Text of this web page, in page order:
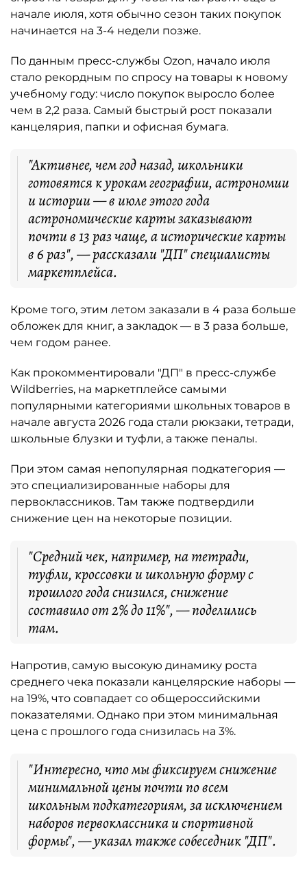
начале июля, хотя обычно сезон таких покупок
начинается на 3-4 недели позже.
По данным пресс-службы Ozon, начало июля
стало рекордным по спросу на товары к новому
учебному году: число покупок выросло более
чем в 2,2 раза. Самый быстрый рост показали
канцелярия, папки и офисная бумага.
"Активнее, чем год назад, школьники
готовятся к урокам географии, астрономии
и истории — в июле этого года
астрономические карты заказывают
почти в 13 раз чаще, а исторические карты
в 6 раз", — рассказали "ДП" специалисты
маркетплейса.
Кроме того, этим летом заказали в 4 раза больше
обложек для книг, а закладок — в 3 раза больше,
чем годом ранее.
Как прокомментировали "ДП" в пресс-службе
Wildberries, на маркетплейсе самыми
популярными категориями школьных товаров в
начале августа 2026 года стали рюкзаки, тетради,
школьные блузки и туфли, а также пеналы.
При этом самая непопулярная подкатегория —
это специализированные наборы для
первоклассников. Там также подтвердили
снижение цен на некоторые позиции.
"Средний чек, например, на тетради,
туфли, кроссовки и школьную форму с
прошлого года снизился, снижение
составило от 2% до 11%", — поделились
там.
Напротив, самую высокую динамику роста
среднего чека показали канцелярские наборы —
на 19%, что совпадает со общероссийскими
показателями. Однако при этом минимальная
цена с прошлого года снизилась на 3%.
"Интересно, что мы фиксируем снижение
минимальной цены почти по всем
школьным подкатегориям, за исключением
наборов первоклассника и спортивной
формы", — указал также собеседник "ДП".